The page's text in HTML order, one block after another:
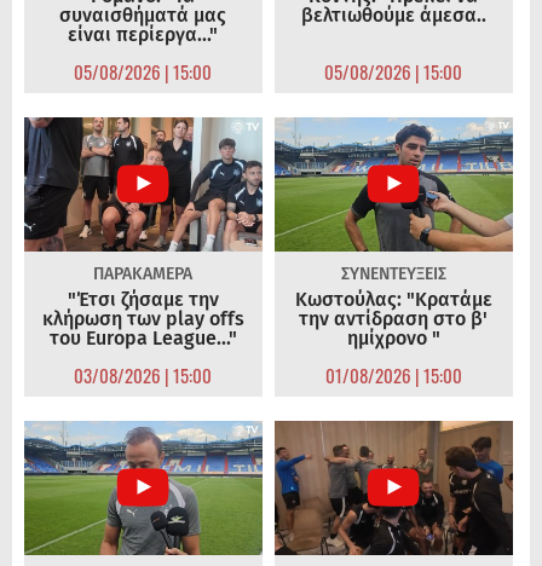
συναισθήματά μας
είναι περίεργα..."
05/08/2026 | 15:00
βελτιωθούμε άμεσα..
05/08/2026 | 15:00
ΠΑΡΑΚΑΜΕΡΑ
"Έτσι ζήσαμε την
κλήρωση των play offs
του Europa League..."
03/08/2026 | 15:00
ΣΥΝΕΝΤΕΥΞΕΙΣ
Κωστούλας: "Κρατάμε
την αντίδραση στο β'
ημίχρονο "
01/08/2026 | 15:00